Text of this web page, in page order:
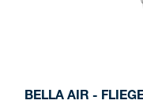
BELLA AIR -